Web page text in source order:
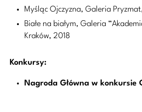
Myśląc Ojczyzna, Galeria
Białe na białym, Galeria
Kraków, 2018
Konkursy:
Nagroda Główna w konkursie